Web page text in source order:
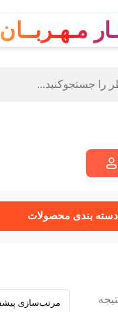
مـهـربــان
دسته‌ بندی محصولات